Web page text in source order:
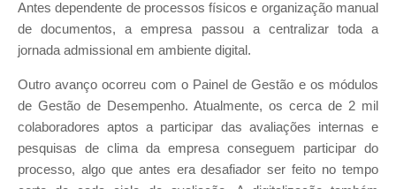
Antes dependente de processos físicos e organização manual
de documentos, a empresa passou a centralizar toda a
jornada admissional em ambiente digital.
Outro avanço ocorreu com o Painel de Gestão e os módulos
de Gestão de Desempenho. Atualmente, os cerca de 2 mil
colaboradores aptos a participar das avaliações internas e
pesquisas de clima da empresa conseguem participar do
processo, algo que antes era desafiador ser feito no tempo